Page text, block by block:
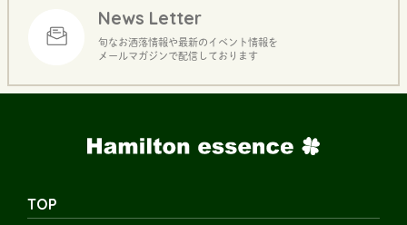
News Letter
旬なお洒落情報や最新のイベント情報を
メールマガジンで配信しております
TOP